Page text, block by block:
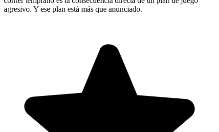
agresivo. Y ese plan está más que anunciado.